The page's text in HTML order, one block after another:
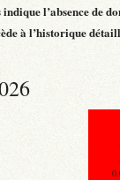
l’absence de
à l’historique